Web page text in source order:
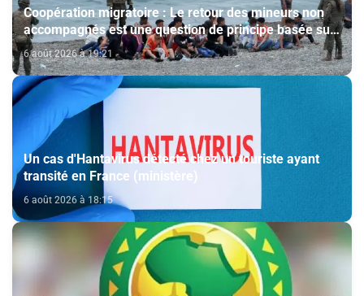
Coopération migratoire : Le retour des mineurs non
accompagnés est une question de principe basée sur
les Hautes Instructions Royales (source diplomatique)
6 août 2026 à 19:21
Un cas d'Hantavirus détecté chez un touriste ayant
transité en France (ministère)
6 août 2026 à 18:15